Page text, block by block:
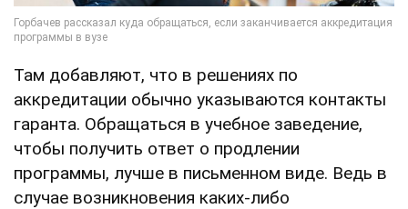
Там добавляют, что в решениях по
аккредитации обычно указываются контакты
гаранта. Обращаться в учебное заведение,
чтобы получить ответ о продлении
программы, лучше в письменном виде. Ведь в
случае возникновения каких-либо